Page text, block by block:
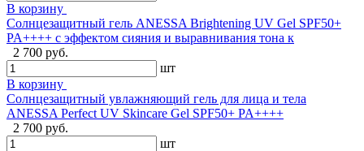
В корзину
Солнцезащитный гель ANESSA Brightening UV Gel SPF50+
PA++++ с эффектом сияния и выравнивания тона к
2 700 руб.
шт
В корзину
Солнцезащитный увлажняющий гель для лица и тела
ANESSA Perfect UV Skincare Gel SPF50+ PA++++
2 700 руб.
шт